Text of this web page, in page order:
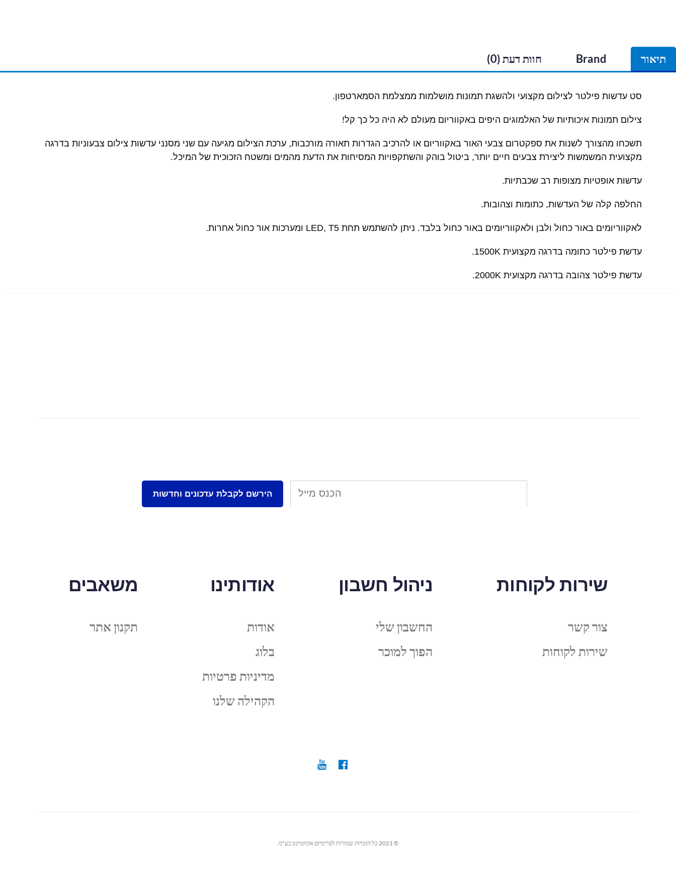
תיאור Brand חוות דעת (0)
סט עדשות פילטר לצילום מקצועי ולהשגת תמונות מושלמות ממצלמת הסמארטפון.
צילום תמונות איכותיות של האלמוגים היפים באקווריום מעולם לא היה כל כך קל!
תשכחו מהצורך לשנות את ספקטרום צבעי האור באקווריום או להרכיב הגדרות תאורה מורכבות, ערכת הצילום מגיעה עם שני מסנני עדשות צילום צבעוניות בדרגה
מקצועית המשמשות ליצירת צבעים חיים יותר, ביטול בוהק והשתקפויות המסיחות את הדעת מהמים ומשטח הזכוכית של המיכל.
עדשות אופטיות מצופות רב שכבתיות.
החלפה קלה של העדשות, כתומות וצהובות.
לאקווריומים באור כחול ולבן ולאקווריומים באור כחול בלבד. ניתן להשתמש תחת LED, T5 ומערכות אור כחול אחרות.
עדשת פילטר כתומה בדרגה מקצועית 1500K.
עדשת פילטר צהובה בדרגה מקצועית 2000K.
שירות לקוחות
צור קשר
שירות לקוחות
ניהול חשבון
החשבון שלי
הפוך למוכר
אודותינו
אודות
בלוג
מדיניות פרטיות
הקהילה שלנו
משאבים
תקנון אתר
© 2021 כל הזכויות שמורות לפרימיום אקווטיקס בע"מ.